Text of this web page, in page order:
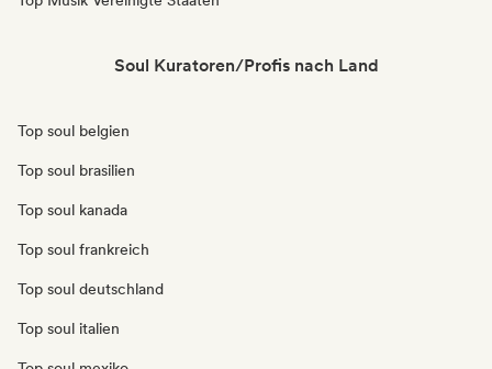
Soul Kuratoren/Profis nach Land
Top soul belgien
Top soul brasilien
Top soul kanada
Top soul frankreich
Top soul deutschland
Top soul italien